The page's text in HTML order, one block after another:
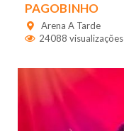
PAGOBINHO
Arena A Tarde
24088 visualizações